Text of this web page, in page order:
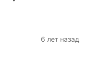
6 лет назад